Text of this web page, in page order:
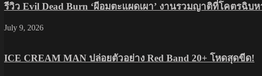
รีวิว Evil Dead Burn ‘ผีอมตะแผดเผา’ งานรวมญาติที่โคตรฉิบ
July 9, 2026
ICE CREAM MAN ปล่อยตัวอย่าง Red Band 20+ โหดสุดขีด!